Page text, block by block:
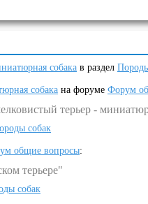
собака в раздел
собака на форуме Форум
терьер -
собак
общие вопросы:
терьере"
собак